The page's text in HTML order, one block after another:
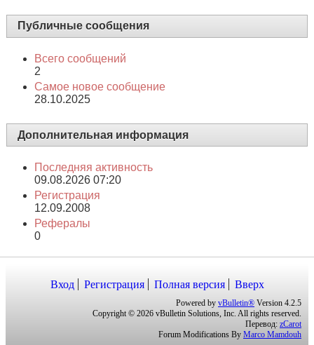
Публичные сообщения
Всего сообщений
2
Самое новое сообщение
28.10.2025
Дополнительная информация
Последняя активность
09.08.2026 07:20
Регистрация
12.09.2008
Рефералы
0
Вход Регистрация Полная версия Вверх
Powered by vBulletin® Version 4.2.5
Copyright © 2026 vBulletin Solutions, Inc. All rights reserved.
Перевод: zCarot
Forum Modifications By Marco Mamdouh